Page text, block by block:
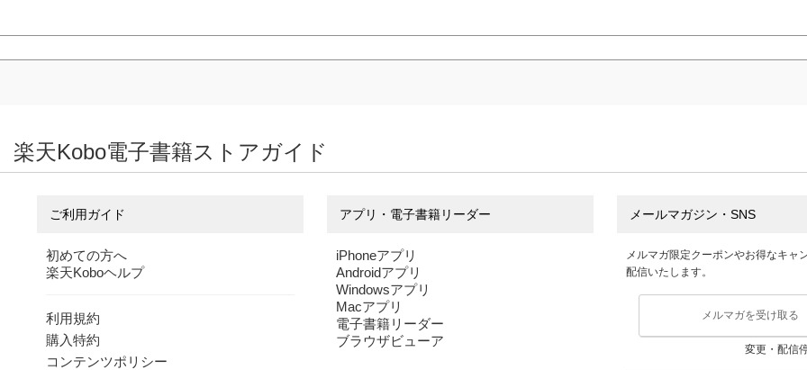
楽天Kobo電子書籍ストアガイド
ご利用ガイド
初めての方へ
楽天Koboヘルプ
利用規約
購入特約
コンテンツポリシー
アプリ・電子書籍リーダー
iPhoneアプリ
Androidアプリ
Windowsアプリ
Macアプリ
電子書籍リーダー
ブラウザビューア
メールマガジン・SNS
メルマガ限定クーポンやお得なキャ
配信いたします。
メルマガを受け取る
変更・配信